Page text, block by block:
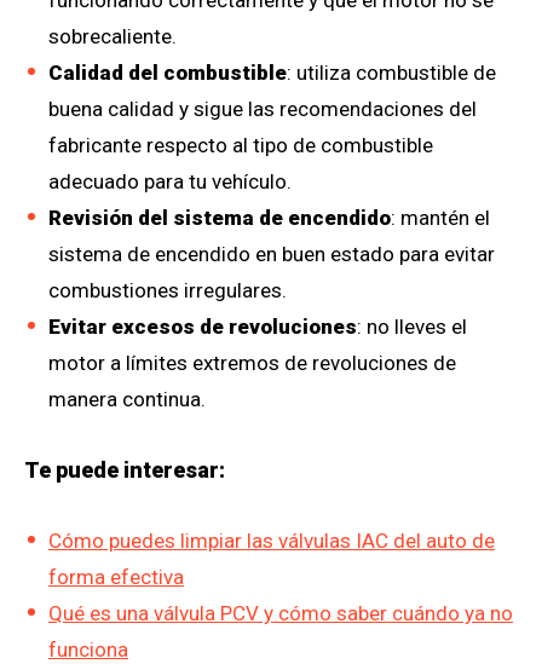
sobrecaliente.
Calidad del combustible: utiliza combustible de
buena calidad y sigue las recomendaciones del
fabricante respecto al tipo de combustible
adecuado para tu vehículo.
Revisión del sistema de encendido: mantén el
sistema de encendido en buen estado para evitar
combustiones irregulares.
Evitar excesos de revoluciones: no lleves el
motor a límites extremos de revoluciones de
manera continua.
Te puede interesar:
Cómo puedes limpiar las válvulas IAC del auto de
forma efectiva
Qué es una válvula PCV y cómo saber cuándo ya no
funciona